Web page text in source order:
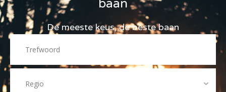
baan
De meeste keus, de beste baan